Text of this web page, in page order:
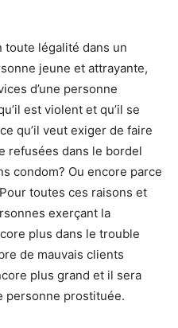
toute légalité dans un
jeune et attrayante,
d’une personne
est violent et qu’il se
qu’il veut exiger de faire
refusées dans le bordel
condom? Ou encore parce
toutes ces raisons et
exerçant la
plus dans le trouble
de mauvais clients
plus grand et il sera
personne prostituée.